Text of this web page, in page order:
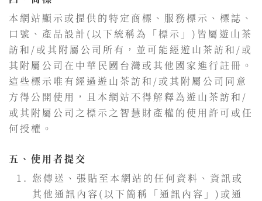
本網站顯示或提供的特定商標、服務標示、標誌、
口號、產品設計(以下統稱為「標示」)皆屬遊山茶
訪和/或其附屬公司所有，並可能經遊山茶訪和/或
其附屬公司在中華民國台灣或其他國家進行註冊。
這些標示唯有經過遊山茶訪和/或其附屬公司同意
方得公開使用，且本網站不得解釋為遊山茶訪和/
或其附屬公司之標示之智慧財產權的使用許可或任
何授權。
五、使用者提交
您傳送、張貼至本網站的任何資料、資訊或
其他通訊內容(以下簡稱「通訊內容」)或通